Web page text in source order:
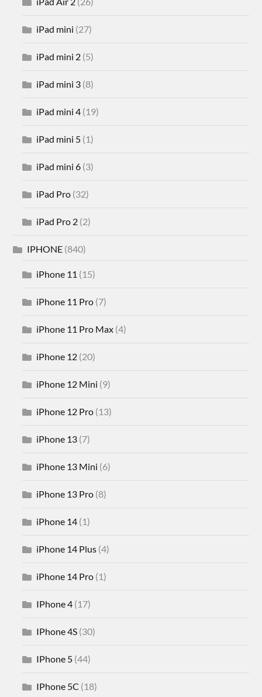
iPad mini (27)
iPad mini 2 (5)
iPad mini 3 (8)
iPad mini 4 (19)
iPad mini 5 (1)
iPad mini 6 (3)
iPad Pro (32)
iPad Pro 2 (2)
IPHONE (840)
iPhone 11 (15)
iPhone 11 Pro (7)
iPhone 11 Pro Max (4)
iPhone 12 (20)
iPhone 12 Mini (9)
iPhone 12 Pro (13)
iPhone 13 (7)
iPhone 13 Mini (6)
iPhone 13 Pro (8)
iPhone 14 (1)
iPhone 14 Plus (4)
iPhone 14 Pro (1)
IPhone 4 (17)
IPhone 4S (30)
IPhone 5 (44)
IPhone 5C (18)